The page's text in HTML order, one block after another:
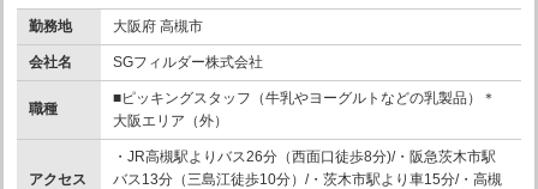
勤務地 大阪府 高槻市
会社名 SGフィルダー株式会社
職種
■ピッキングスタッフ（牛乳やヨーグルトなどの乳製品）＊
大阪エリア（外）
アクセス
・JR高槻駅よりバス26分（西面口徒歩8分)/・阪急茨木市駅
バス13分（三島江徒歩10分）/・茨木市駅より車15分/・高槻